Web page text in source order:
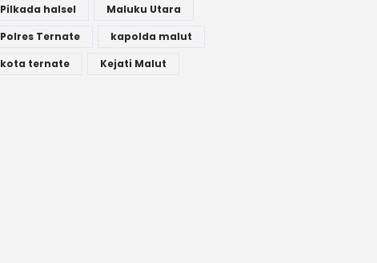
Pilkada halsel
Maluku Utara
Polres Ternate
kapolda malut
kota ternate
Kejati Malut